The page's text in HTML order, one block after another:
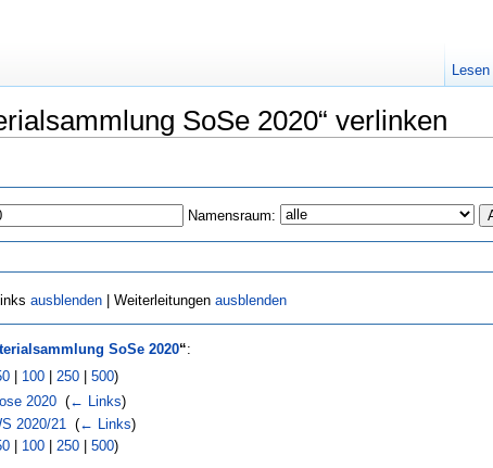
SoSe 2020“ verlinken
Namensraum:
ausblenden| Weiterleitungen ausblenden
SoSe 2020“:
100 250 500)
2020 ‎(← Links)
2020/21
‎(← Links)
100 250 500)
Lesen